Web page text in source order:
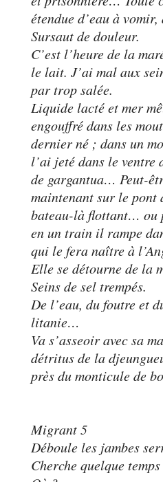
étendue d’eau à
Sursaut de douleur.
C’est l’heure de la
le lait. J’ai mal aux
par trop salée.
Liquide lacté et mer
engouffré dans les
dernier né ; dans un
l’ai jeté dans le ventre
de gargantua… Peut-
maintenant sur le pont
bateau-là flottant… ou
en un train il rampe
qui le fera naître à
Elle se détourne de la
Seins de sel trempés.
De l’eau, du foutre et
litanie…
Va s’asseoir avec sa
détritus de la
près du monticule de
Migrant 5
Déboule les jambes
Cherche quelque